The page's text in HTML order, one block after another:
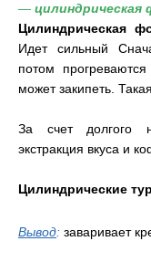
— цилиндрическая
Цилиндрическая
Идет сильный
потом
может закипеть.
За счет долгого
экстракция вкуса и
Цилиндрические
Вывод: заваривает